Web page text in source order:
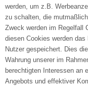
werden, um z.B.
zu schalten, die
Zweck werden im Regelfall
diesen Cookies werden
Nutzer gespeichert. Dies
Wahrung unserer im
berechtigten Interessen an
Angebots und effektiver